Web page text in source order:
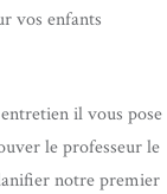
vos enfants
il vous pose
le professeur le
notre premier